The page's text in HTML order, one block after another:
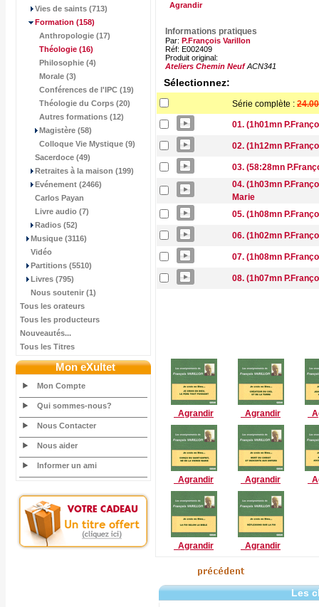
Vies de saints (713)
Formation (158)
Anthropologie (17)
Théologie (16)
Philosophie (4)
Morale (3)
Conférences de l'IPC (19)
Théologie du Corps (20)
Autres formations (12)
Magistère (58)
Colloque Vie Mystique (9)
Sacerdoce (49)
Retraites à la maison (199)
Evénement (2466)
Carlos Payan
Livre audio (7)
Radios (52)
Musique (3116)
Vidéo
Partitions (5510)
Livres (795)
Nous soutenir (1)
Tous les orateurs
Tous les producteurs
Nouveautés...
Tous les Titres
Mon eXultet
Mon Compte
Qui sommes-nous?
Nous Contacter
Nous aider
Informer un ami
Agrandir
Informations pratiques
Par: P.François Varillon
Réf: E002409
Produit original:
Ateliers Chemin NeufACN341
Sélectionnez:
Série complète : 24.00
01. (1h01mn
02. (1h12mn
03. (58:28mn
04. (1h03mn
Marie
05. (1h08mn
06. (1h02mn
07. (1h08mn
08. (1h07mn
Agrandir Agrandir
Agrandir Agrandir
Agrandir Agrandir
Les